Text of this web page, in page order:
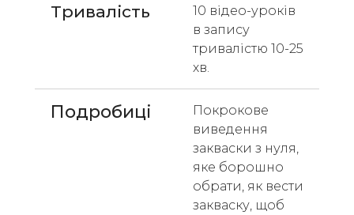
Тривалість
10 відео-уроків
в запису
тривалістю 10-25
хв.
Подробиці
Покрокове
виведення
закваски з нуля,
яке борошно
обрати, як вести
закваску, щоб